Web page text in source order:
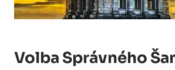
Volba Správného